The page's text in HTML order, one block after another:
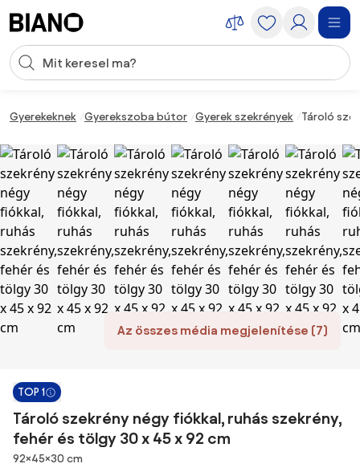
Keresési bevitel
Gyerekeknek Gyerekszoba bútor Gyerek szekrények Tároló
Az összes média megjelenítése (7)
TOP 1
Tároló szekrény négy fiókkal, ruhás szekrény,
fehér és tölgy 30 x 45 x 92 cm
Méretek
92×45×30 cm